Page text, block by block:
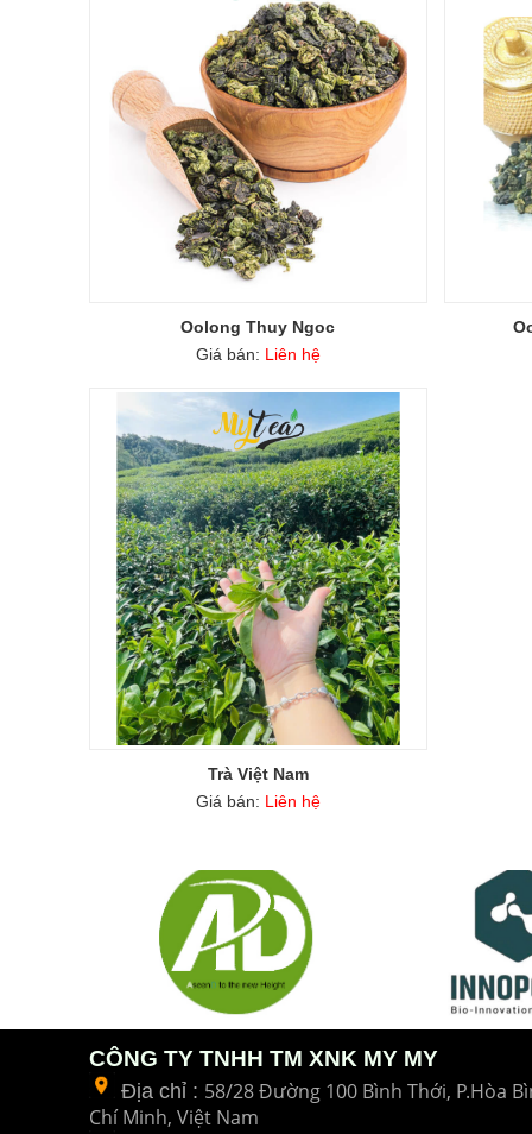
Oolong Thuy Ngoc
Giá bán: Liên hệ
Trà Việt Nam
Giá bán: Liên hệ
CÔNG TY TNHH TM XNK MY MY
Địa chỉ : 58/28 Đường 100 Bình Thới, P.Hòa
Chí Minh, Việt Nam